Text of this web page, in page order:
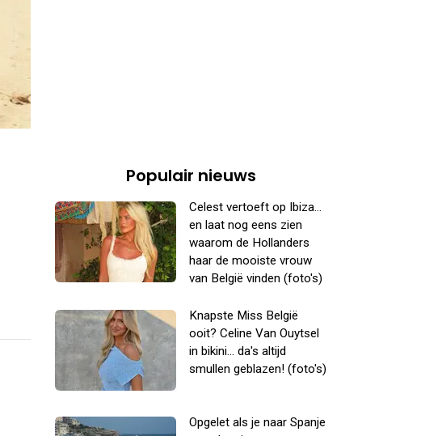
Populair nieuws
Celest vertoeft op Ibiza...
en laat nog eens zien
waarom de Hollanders
haar de mooiste vrouw
van België vinden (foto's)
Knapste Miss België
ooit? Celine Van Ouytsel
in bikini... da's altijd
smullen geblazen! (foto's)
Opgelet als je naar Spanje